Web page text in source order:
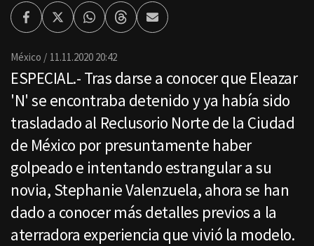
FacebookTwitterWhatsappThreadsEnviar
por
México 11.11.2020 20:42
ESPECIAL.- Tras darse a conocer que Eleazar
'N' se encontraba detenido y ya había sido
trasladado al Reclusorio Norte de la Ciudad
de México por presuntamente haber
golpeado e intentando estrangular a su
novia, Stephanie Valenzuela, ahora se han
dado a conocer más detalles previos a la
aterradora experiencia que vivió la modelo.